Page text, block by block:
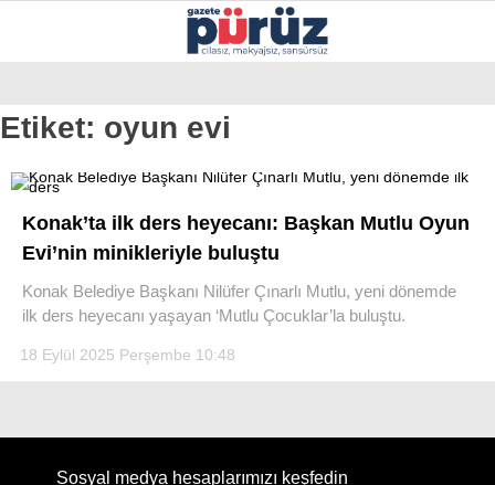
WhatsApp İhbar Hattı
YEREL YÖNETIMLER
GÜNCEL
POLITIKA
SAĞLIK
Etiket: oyun evi
Konak’ta ilk ders heyecanı: Başkan Mutlu Oyun
Evi’nin minikleriyle buluştu
Konak Belediye Başkanı Nilüfer Çınarlı Mutlu, yeni dönemde
ilk ders heyecanı yaşayan ‘Mutlu Çocuklar’la buluştu.
18 Eylül 2025 Perşembe 10:48
Sosyal medya hesaplarımızı keşfedin